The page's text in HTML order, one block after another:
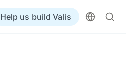
Help us build Valis